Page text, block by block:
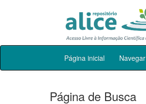
Skip
Página inicial Navegar
Página de Busca